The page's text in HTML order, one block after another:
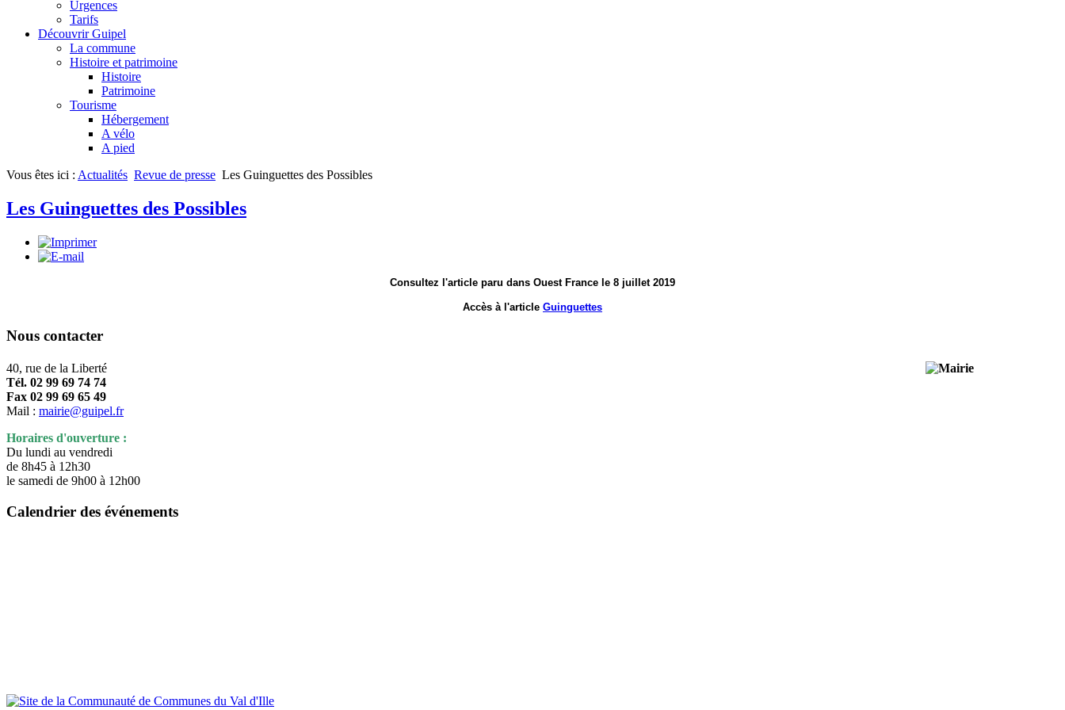
Urgences
Tarifs
Découvrir Guipel
La commune
Histoire et patrimoine
Histoire
Patrimoine
Tourisme
Hébergement
A vélo
A pied
Vous êtes ici : Actualités Revue de presse Les Guinguettes des Possibles
Les Guinguettes des Possibles
Consultez l'article paru dans Ouest France le 8 juillet 2019
Accès à l'article Guinguettes
Nous contacter
40, rue de la Liberté
Tél. 02 99 69 74 74
Fax 02 99 69 65 49
Mail : mairie@guipel.fr
Horaires d'ouverture :
Du lundi au vendredi
de 8h45 à 12h30
le samedi de 9h00 à 12h00
Calendrier des événements